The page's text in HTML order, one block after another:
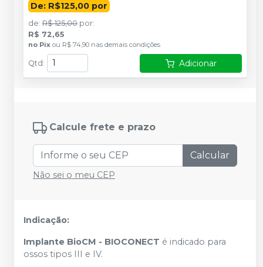
De: R$125,00 por
de: R$ 125,00 por:
R$ 72,65
no Pix ou R$ 74,90 nas demais condições
Qtd : Adicionar
Calcule frete e prazo
Calcular
Não sei o meu CEP
Indicação:
Implante BioCM - BIOCONECT é indicado para
ossos tipos III e IV.